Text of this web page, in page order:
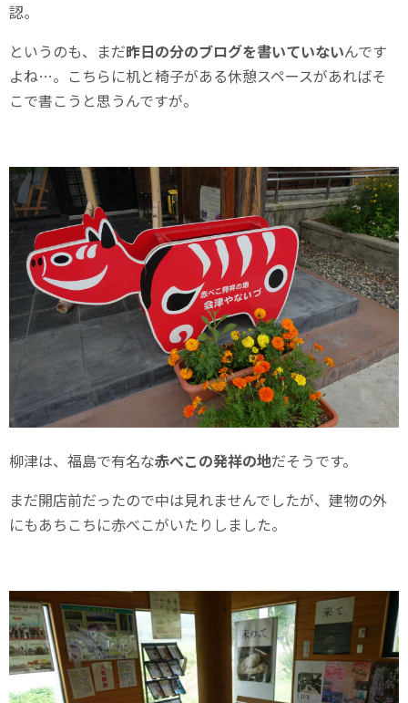
認。
というのも、まだ昨日の分のブログを書いていないんです
よね…。こちらに机と椅子がある休憩スペースがあればそ
こで書こうと思うんですが。
柳津は、福島で有名な赤べこの発祥の地だそうです。
まだ開店前だったので中は見れませんでしたが、建物の外
にもあちこちに赤べこがいたりしました。